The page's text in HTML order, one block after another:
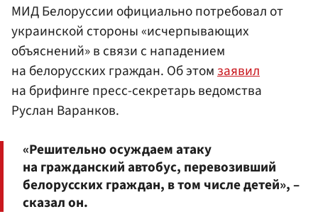
МИД Белоруссии официально потребовал от
украинской стороны «исчерпывающих
объяснений» в связи с нападением
на белорусских граждан. Об этомзаявил
на брифинге пресс-секретарь ведомства
Руслан Варанков.
«Решительно осуждаем атаку
на гражданский автобус, перевозивший
белорусских граждан, в том числе детей», –
сказал он.